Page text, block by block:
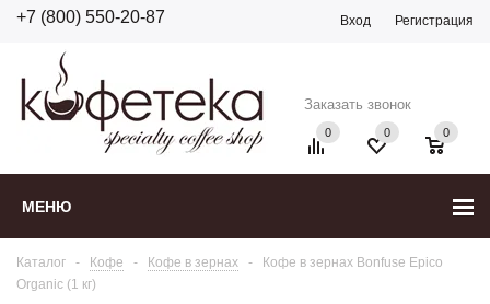
+7 (800) 550-20-87 Вход Регистрация
МЕНЮ
Заказать звонок
0 0
0
Каталог - Кофе - Кофе в зернах -
Кофе в зернах Bonfuse Epico
Organic (1 кг)